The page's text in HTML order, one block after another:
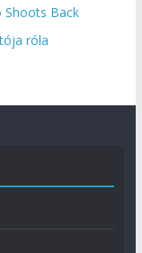
Shoots Back
róla